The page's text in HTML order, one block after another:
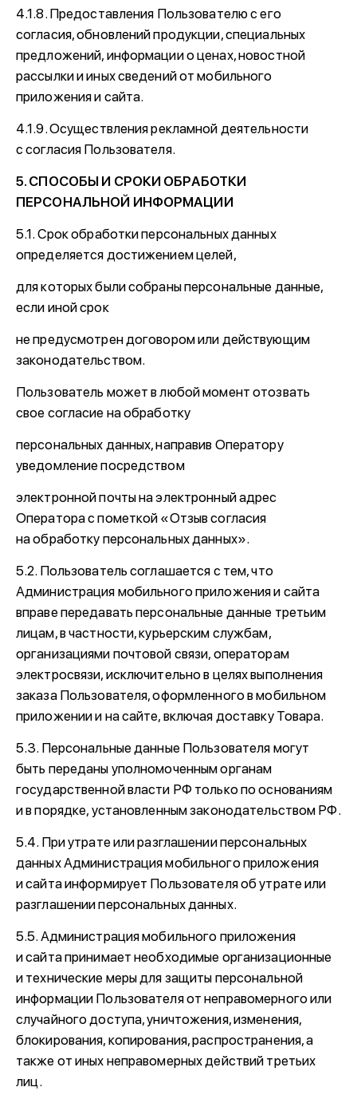
4.1.8. Предоставления Пользователю с его
согласия, обновлений продукции, специальных
предложений, информации о ценах, новостной
рассылки и иных сведений от мобильного
приложения и сайта.
4.1.9. Осуществления рекламной деятельности
с согласия Пользователя.
5. СПОСОБЫ И СРОКИ ОБРАБОТКИ
ПЕРСОНАЛЬНОЙ ИНФОРМАЦИИ
5.1. Срок обработки персональных данных
определяется достижением целей,
для которых были собраны персональные данные,
если иной срок
не предусмотрен договором или действующим
законодательством.
Пользователь может в любой момент отозвать
свое согласие на обработку
персональных данных, направив Оператору
уведомление посредством
электронной почты на электронный адрес
Оператора с пометкой «Отзыв согласия
на обработку персональных данных».
5.2. Пользователь соглашается с тем, что
Администрация мобильного приложения и сайта
вправе передавать персональные данные третьим
лицам, в частности, курьерским службам,
организациями почтовой связи, операторам
электросвязи, исключительно в целях выполнения
заказа Пользователя, оформленного в мобильном
приложении и на сайте, включая доставку Товара.
5.3. Персональные данные Пользователя могут
быть переданы уполномоченным органам
государственной власти РФ только по основаниям
и в порядке, установленным законодательством РФ.
5.4. При утрате или разглашении персональных
данных Администрация мобильного приложения
и сайта информирует Пользователя об утрате или
разглашении персональных данных.
5.5. Администрация мобильного приложения
и сайта принимает необходимые организационные
и технические меры для защиты персональной
информации Пользователя от неправомерного или
случайного доступа, уничтожения, изменения,
блокирования, копирования, распространения, а
также от иных неправомерных действий третьих
лиц.